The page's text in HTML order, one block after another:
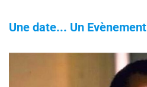
Une date... Un Evènement